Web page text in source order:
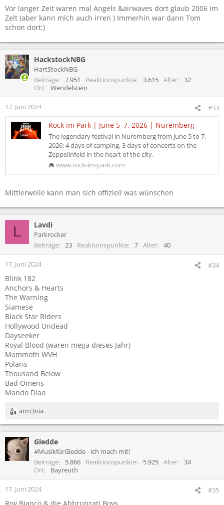
:
Vor langer Zeit waren mal Angels &airwaves dort glaub 2006 im
Zelt (aber kann mich auch irren ) Immerhin war dann Tom
schon dort;)
HackstockNBG
HartStockNBG
Beiträge
7.951 Reaktionspunkte 3.615 Alter
32
Ort
Wendelstein
17. Juni 2024 #33
Rock im Park | June 5–7, 2026 | Nuremberg
The legendary festival in Nuremberg from June 5 to 7,
2026: 4 days of camping, 3 days of concerts on the
Zeppelinfeld in the heart of the city.
www.rock-im-park.com
Mittlerweile kann man sich offiziell was wünschen
L Lavdi
Parkrocker
Beiträge
23 Reaktionspunkte 7 Alter 40
17. Juni 2024 #34
Blink 182
Anchors & Hearts
The Warning
Siamese
Black Star Riders
Hollywood Undead
Dayseeker
Royal Blood (waren mega dieses Jahr)
Mammoth WVH
Polaris
Thousand Below
Bad Omens
Mando Diao
R
e
k
t
i
n
e
arm3nia
Gledde
#MusikfürGledde - ich mach mit!
Beiträge
5.866 Reaktionspunkte 5.925 Alter
34
Ort
Bayreuth
17. Juni 2024 #35